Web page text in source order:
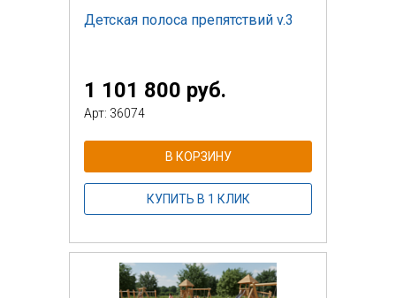
Детская полоса препятствий v.3
1 101 800 руб.
Арт: 36074
В КОРЗИНУ
КУПИТЬ В 1 КЛИК